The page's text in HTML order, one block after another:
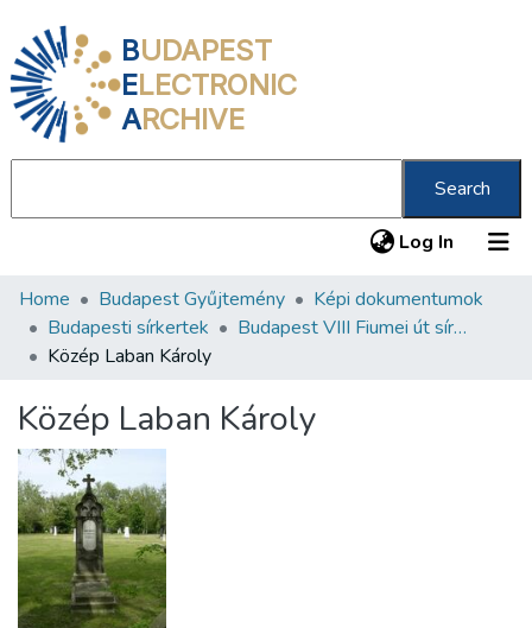
BUDAPEST
ELECTRONIC
ARCHIVE
Search
Log In (current)
Communities & Collections
All of DSpace
About us
Home Budapest Gyűjtemény
Képi dokumentumok
Budapesti sírkertek
Budapest VIII Fiumei út sírkert 1. rész
Közép Laban Károly
Közép Laban Károly